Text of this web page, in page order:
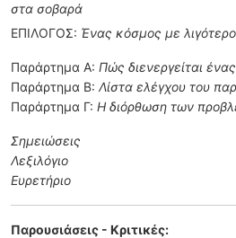
στα σοβαρά
ΕΠΙΛΟΓΟΣ: Ένας κόσμος με
Παράρτημα Α: Πώς διενεργείται
Παράρτημα Β: Λίστα ελέγχου του
Παράρτημα Γ: Η διόρθωση των
Σημειώσεις
Λεξιλόγιο
Ευρετήριο
Παρουσιάσεις - Κριτικές: